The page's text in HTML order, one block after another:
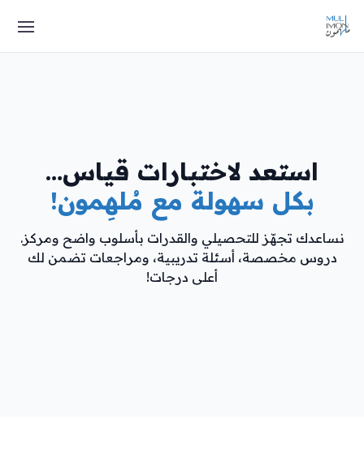
استعد لاختبارات قياس…
بكل سهولة مع مُلهِمون!
نساعدك تجهّز للتحصيلي والقدرات بأسلوب واضح ومركز.
دروس مخصصة، أسئلة تدريبية، ومراجعات تضمن لك
أعلى درجات!